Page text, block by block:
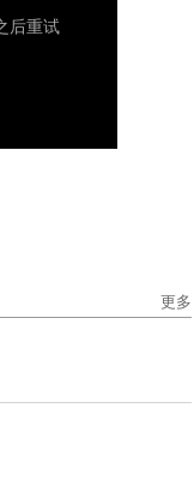
更多